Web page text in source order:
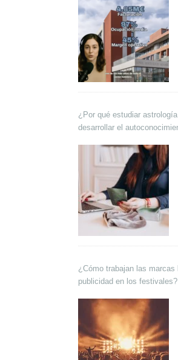
¿Por qué estudiar
desarrollar el
¿Cómo trabajan las marcas
publicidad en los festivales?